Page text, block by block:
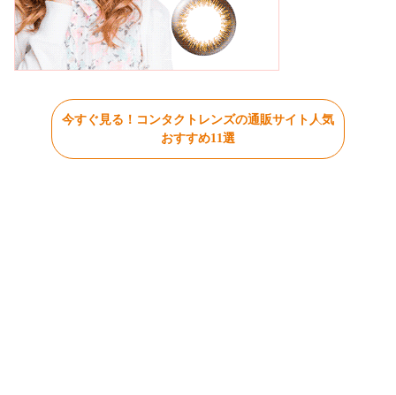
今すぐ見る！コンタクトレンズの通販サイト人気
おすすめ11選